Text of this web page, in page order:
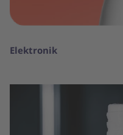
Elektronik